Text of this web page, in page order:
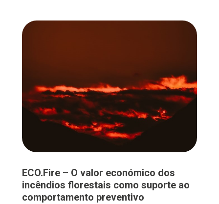
ECO.Fire – O valor económico dos
incêndios florestais como suporte ao
comportamento preventivo